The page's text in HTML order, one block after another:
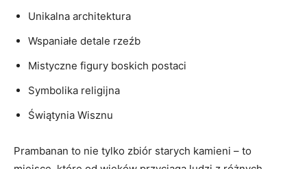
Unikalna architektura
Wspaniałe detale rzeźb
Mistyczne figury boskich postaci
Symbolika religijna
Świątynia Wisznu
Prambanan to nie tylko zbiór starych kamieni – to